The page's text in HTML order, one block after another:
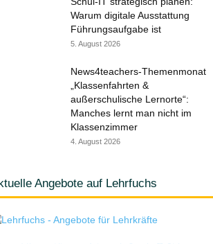
Warum digitale Ausstattung
Führungsaufgabe ist
5. August 2026
News4teachers-Themenmonat
„Klassenfahrten &
außerschulische Lernorte“:
Manches lernt man nicht im
Klassenzimmer
4. August 2026
Angebote auf Lehrfuchs